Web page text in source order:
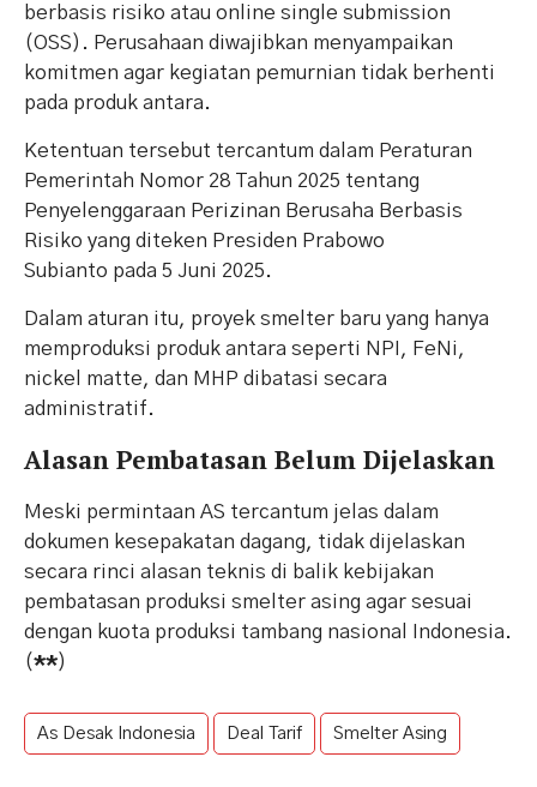
berbasis risiko atau online single submission
(OSS). Perusahaan diwajibkan menyampaikan
komitmen agar kegiatan pemurnian tidak berhenti
pada produk antara.
Ketentuan tersebut tercantum dalam Peraturan
Pemerintah Nomor 28 Tahun 2025 tentang
Penyelenggaraan Perizinan Berusaha Berbasis
Risiko yang diteken Presiden Prabowo
Subianto pada 5 Juni 2025.
Dalam aturan itu, proyek smelter baru yang hanya
memproduksi produk antara seperti NPI, FeNi,
nickel matte, dan MHP dibatasi secara
administratif.
Alasan Pembatasan Belum Dijelaskan
Meski permintaan AS tercantum jelas dalam
dokumen kesepakatan dagang, tidak dijelaskan
secara rinci alasan teknis di balik kebijakan
pembatasan produksi smelter asing agar sesuai
dengan kuota produksi tambang nasional Indonesia.
(**)
As Desak Indonesia Deal Tarif Smelter Asing